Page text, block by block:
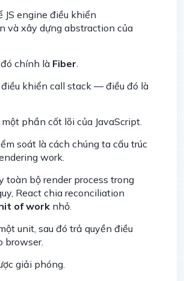
JS engine điều khiển
và xây dựng abstraction của
chính là Fiber.
khiển call stack — điều đó là
phần cốt lõi của JavaScript.
soát là cách chúng ta cấu trúc
work.
toàn bộ render process trong
React chia reconciliation
of work nhỏ.
unit, sau đó trả quyền điều
browser.
giải phóng.